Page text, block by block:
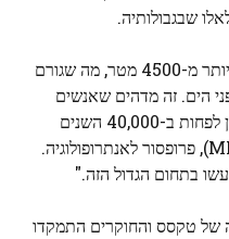
שבגבולותיה.
"לרמה הטיבטית יש גובה ממוצע של יותר מ-4500 מטר, מה שגורם
הים. זה מדהים שאנשים
הצליחו לכבוש את האזור הזה לסירוגין לפחות ב-40,000 השנים
האחרונות", אמר סטנלי אמברוז (MME), פרופסור לאנתרופולוגיה.
בתחום הגדול הזה."
של טקסס והחוקרים התמקדו